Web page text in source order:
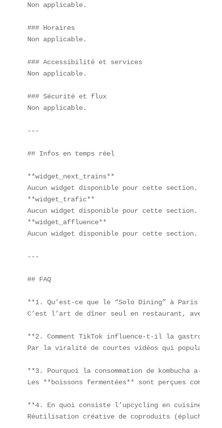
Non applicable.
### Horaires
Non applicable.
### Accessibilité et services
Non applicable.
### Sécurité et flux
Non applicable.
---
## Infos en temps réel
**widget_next_trains**
Aucun widget disponible pour cette section.
**widget_trafic**
Aucun widget disponible pour cette section.
**widget_affluence**
Aucun widget disponible pour cette section.
---
## FAQ
**1. Qu’est-ce que le “Solo Dining” à Paris ?**
C’est l’art de dîner seul en restaurant, avec
**2. Comment TikTok influence-t-il la
Par la viralité de courtes vidéos qui
**3. Pourquoi la consommation de kombucha a-
Les **boissons fermentées** sont perçues
**4. En quoi consiste l’upcycling en cuisine
Réutilisation créative de coproduits